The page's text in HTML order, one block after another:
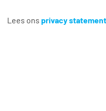
Lees ons privacy statement
Aanmaken e-
Maak hier je eigen e-